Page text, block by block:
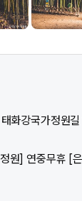
화강국가정원
원] 연중무휴 [